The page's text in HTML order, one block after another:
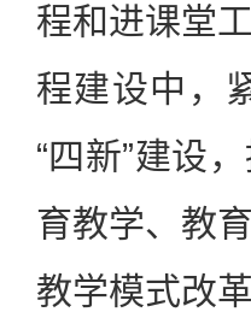
程和进课堂
程建设中，
“四新”建设
育教学、教
教学模式改